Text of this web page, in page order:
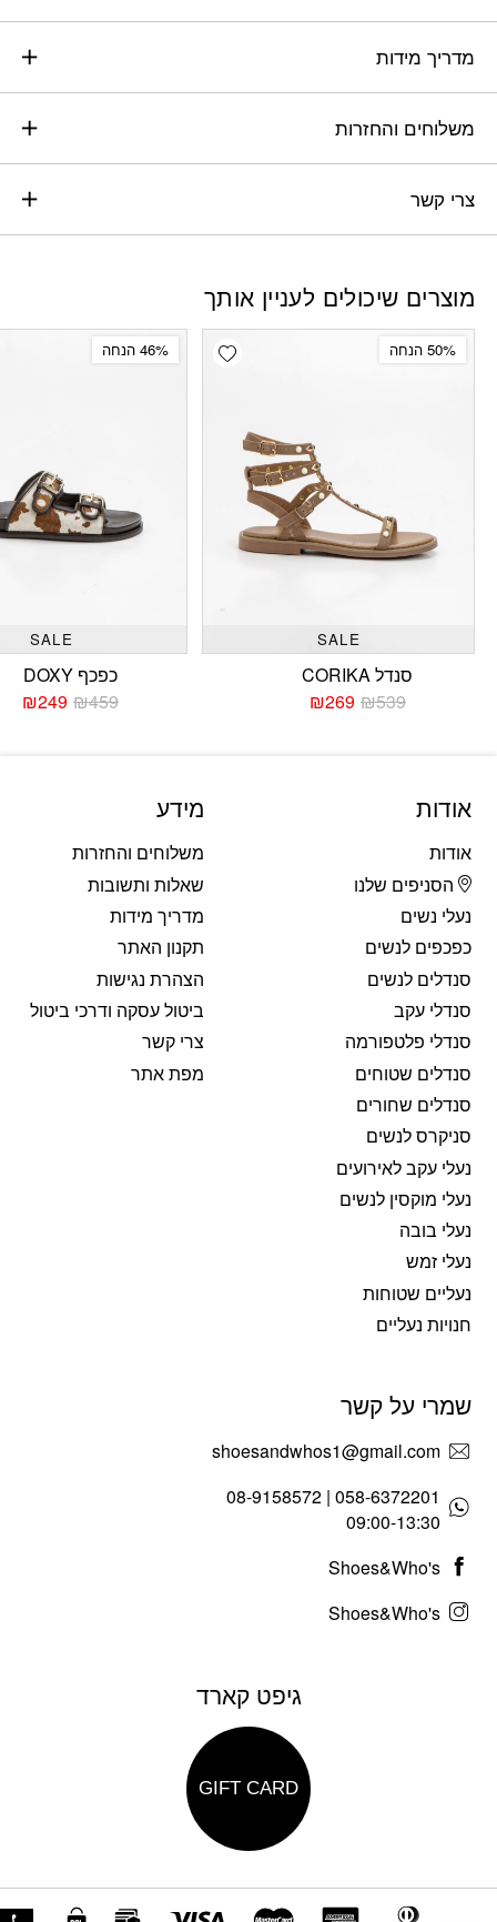
מדריך מידות
משלוחים והחזרות
צרי קשר
מוצרים שיכולים לעניין אותך
Add wishlist 50% הנחה
SALE
סנדל CORIKA
₪539
המחיר
₪269המחיר
46% הנחה
SALE
כפכף DOXY
₪459
₪249
אודות
אודות
הסניפים שלנו
נעלי נשים
כפכפים לנשים
סנדלים לנשים
סנדלי עקב
סנדלי פלטפורמה
סנדלים שטוחים
סנדלים שחורים
סניקרס לנשים
נעלי עקב לאירועים
נעלי מוקסין לנשים
נעלי בובה
נעלי זמש
נעליים שטוחות
חנויות נעליים
מידע
משלוחים והחזרות
שאלות ותשובות
מדריך מידות
תקנון האתר
הצהרת נגישות
ביטול עסקה ודרכי ביטול
צרי קשר
מפת אתר
שמרי על קשר
shoesandwhos1@gmail.com
058-6372201 | 08-9158572
09:00-13:30
Shoes&Who's
Shoes&Who's
גיפט קארד
GIFT CARD